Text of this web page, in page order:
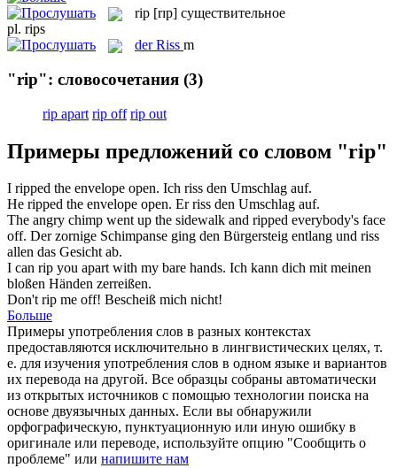
rip [rɪp] существительное
pl. rips
derRiss m
"rip": словосочетания (3)
rip apart rip off rip out
Примеры предложений со словом "rip"
I ripped the envelope open. Ich riss den Umschlag auf.
He ripped the envelope open. Erriss den Umschlag auf.
The angry chimp went up the sidewalk and ripped everybody's face
off. Der zornige Schimpanse ging den Bürgersteig entlang und riss
allen das Gesicht ab.
I can rip you apartwith my bare hands. Ich kann dich mit meinen
bloßen Händen zerreißen.
Don'trip me off! Bescheiß mich nicht!
Больше
Примеры употребления слов в разных контекстах
предоставляются исключительно в лингвистических целях, т.
е. для изучения употребления слов в одном языке и вариантов
их перевода на другой. Все образцы собраны автоматически
из открытых источников с помощью технологии поиска на
основе двуязычных данных. Если вы обнаружили
орфографическую, пунктуационную или иную ошибку в
оригинале или переводе, используйте опцию "Сообщить о
проблеме" или напишите нам